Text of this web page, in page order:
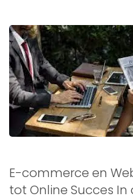
E-commerce en
tot Online Succes